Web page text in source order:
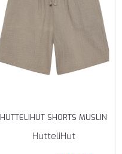
HUTTELIHUT SHORTS MUSLIN
MOON ROCK
HutteliHut